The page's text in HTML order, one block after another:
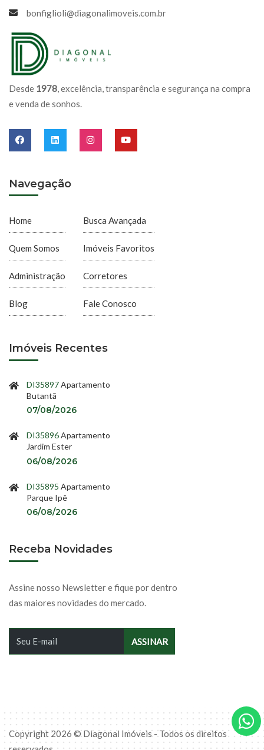
Desde 1978, excelência, transparência e segurança na compra
e venda de sonhos.
Navegação
Home
Quem Somos
Administração
Blog
Busca Avançada
Imóveis Favoritos
Corretores
Fale Conosco
Imóveis Recentes
DI35897Apartamento
Butantã
07/08/2026
DI35896Apartamento
Jardim Ester
06/08/2026
DI35895 Apartamento
Parque Ipê
06/08/2026
Receba Novidades
Assine nosso Newsletter e fique por dentro
das maiores novidades do mercado.
bonfiglioli@diagonalimoveis.com.br
Copyright 2026 © Diagonal Imóveis - Todos os direitos